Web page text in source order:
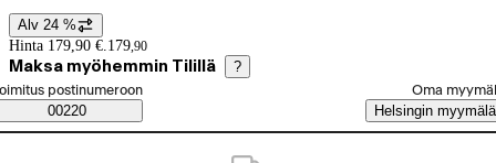
Hintatiedot
Alv 24 %
Hinta 179,90 €. 179,90
Maksa myöhemmin Tilillä ?
Saatavuustiedot
tilaustapa
postinumeroon
00220
Oma
Helsingin myymälä